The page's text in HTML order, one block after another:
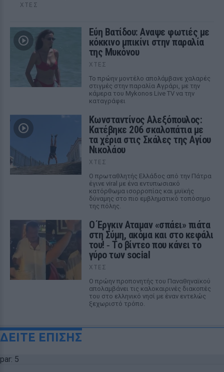
ΧΤΕΣ
Εύη Βατίδου: Αναψε φωτιές με
κόκκινο μπικίνι στην παραλία
της Μυκόνου
ΧΤΕΣ
Το πρώην μοντέλο απολάμβανε χαλαρές
στιγμές στην παραλία Αγράρι, με την
κάμερα του Mykonos Live TV να την
καταγράφει
Κωνσταντίνος Αλεξόπουλος:
Κατέβηκε 206 σκαλοπάτια με
τα χέρια στις Σκάλες της Αγίου
Νικολάου
ΧΤΕΣ
Ο πρωταθλητής Ελλάδος από την Πάτρα
έγινε viral με ένα εντυπωσιακό
κατόρθωμα ισορροπίας και μυϊκής
δύναμης στο πιο εμβληματικό τοπόσημο
της πόλης.
Ο Έργκιν Αταμαν «σπάει» πιάτα
στη Σύμη, ακόμα και στο κεφάλι
του! ‑ Tο βίντεο που κάνει το
γύρο των social
ΧΤΕΣ
Ο πρώην προπονητής του Παναθηναϊκού
απολαμβάνει τις καλοκαιρινές διακοπές
του στο ελληνικό νησί με έναν εντελώς
ξεχωριστό τρόπο.
ΔΕΙΤΕ ΕΠΙΣΗΣ
par: 5